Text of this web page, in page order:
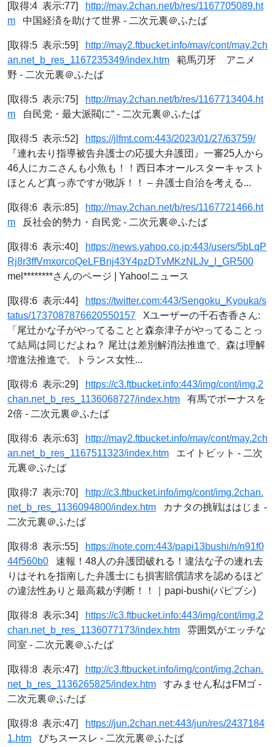
[取得:4 表示:77]
http://may.2chan.net/b/res/1167705089.ht
m 中国経済を助けて世界 - 二次元裏＠ふたば
[取得:5 表示:59]
http://may2.ftbucket.info/may/cont/may.2ch
an.net_b_res_1167235349/index.htm 範馬刃牙 アニメ
野 - 二次元裏＠ふたば
[取得:5 表示:75]
http://may.2chan.net/b/res/1167713404.ht
m 自民党・最大派閥に“ - 二次元裏＠ふたば
[取得:5 表示:52]
https://jlfmt.com:443/2023/01/27/63759/
『連れ去り指導被告弁護士の応援大弁護団』一審25人から
46人にカニさんも小魚も！！西日本オールスターキャスト
ほとんど真っ赤ですが敗訴！！ – 弁護士自治を考える...
[取得:6 表示:85]
http://may.2chan.net/b/res/1167721466.ht
m 反社会的勢力・自民党 - 二次元裏＠ふたば
[取得:6 表示:40]
https://news.yahoo.co.jp:443/users/5bLqP
Rj8r3ffVmxorcoQeLFBnj43Y4pzDTvMKzNLJv_l_GR500
mel********さんのページ | Yahoo!ニュース
[取得:6 表示:44]
https://twitter.com:443/Sengoku_Kyouka/s
tatus/1737087876620550157 Xユーザーの千石杏香さん:
「尾辻かな子がやってることと森奈津子がやってることっ
て結局は同じだよね？ 尾辻は差別解消法推進で、森は理解
増進法推進で。トランス女性...
[取得:6 表示:29]
https://c3.ftbucket.info:443/img/cont/img.2
chan.net_b_res_1136068727/index.htm 有馬でボーナスを
2倍 - 二次元裏＠ふたば
[取得:6 表示:63]
http://may2.ftbucket.info/may/cont/may.2ch
an.net_b_res_1167511323/index.htm エイトビット - 二次
元裏＠ふたば
[取得:7 表示:70]
http://c3.ftbucket.info/img/cont/img.2chan.
net_b_res_1136094800/index.htm カナタの挑戦ははじま -
二次元裏＠ふたば
[取得:8 表示:55]
https://note.com:443/papi13bushi/n/n91f0
44f560b0 速報！48人の弁護団破れる！違法な子の連れ去
りはそれを指南した弁護士にも損害賠償請求を認めるほど
の違法性ありと最高裁が判断！！｜papi-bushi(パピブシ)
[取得:8 表示:34]
https://c3.ftbucket.info:443/img/cont/img.2
chan.net_b_res_1136077173/index.htm 雰囲気がエッチな
同室 - 二次元裏＠ふたば
[取得:8 表示:47]
http://c3.ftbucket.info/img/cont/img.2chan.
net_b_res_1136265825/index.htm すみません私はFMゴ -
二次元裏＠ふたば
[取得:8 表示:47]
https://jun.2chan.net:443/jun/res/2437184
1.htm ぴちスースレ - 二次元裏＠ふたば